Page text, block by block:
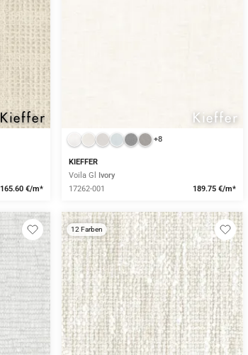
165.60 €/m*
+8
KIEFFER
Voila Gl
Ivory
17262-001
189.75 €/m*
12 Farben